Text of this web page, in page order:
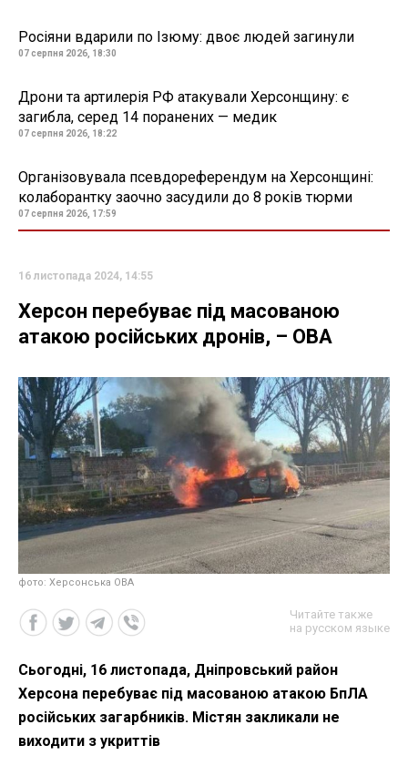
Росіяни вдарили по Ізюму: двоє людей загинули
07 серпня 2026, 18:30
Дрони та артилерія РФ атакували Херсонщину: є
загибла, серед 14 поранених — медик
07 серпня 2026, 18:22
Організовувала псевдореферендум на Херсонщині:
колаборантку заочно засудили до 8 років тюрми
07 серпня 2026, 17:59
16 листопада 2024, 14:55
Херсон перебуває під масованою
атакою російських дронів, – ОВА
фото: Херсонська ОВА
Читайте также
на русском языке
Сьогодні, 16 листопада, Дніпровський район
Херсона перебуває під масованою атакою БпЛА
російських загарбників. Містян закликали не
виходити з укриттів